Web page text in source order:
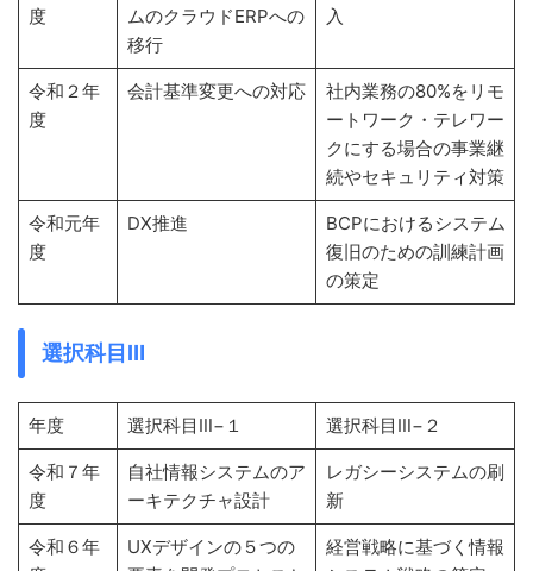
度
ムのクラウドERPへの
移行
入
令和２年
度
会計基準変更への対応
社内業務の80%をリモ
ートワーク・テレワー
クにする場合の事業継
続やセキュリティ対策
令和元年
度
DX推進
BCPにおけるシステム
復旧のための訓練計画
の策定
選択科目Ⅲ
年度 選択科目Ⅲ−１ 選択科目Ⅲ−２
令和７年
度
自社情報システムのア
ーキテクチャ設計
レガシーシステムの刷
新
令和６年
UXデザインの５つの
経営戦略に基づく情報